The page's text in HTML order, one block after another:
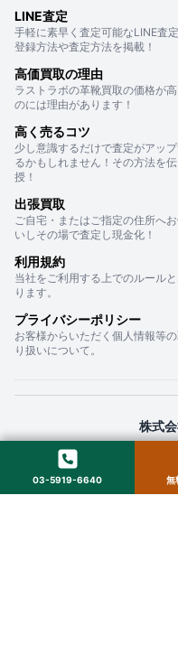
LINE査定
手軽に素早く査定可能なLINE査
登録方法や査定方法を掲載！
高価買取の理由
ラストラボの革靴買取の価格が
のには理由があります！
高く売るコツ
少し意識するだけで査定がアッ
るかもしれません！その方法を伝
授！
出張買取
ご自宅・またはご指定の住所へ
いしその場で査定し現金化！
利用規約
当社をご利用する上でのルール
ります。
プライバシーポリシー
お客様からいただく個人情報等
り扱いについて。
株式
〒160-0022 東京都新宿区新
© 2025
03-5919-6640 無